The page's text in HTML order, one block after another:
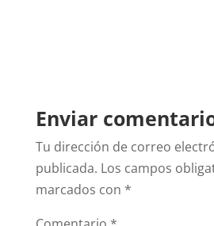
Enviar
Tu dirección de correo
publicada. Los campos
marcados con *